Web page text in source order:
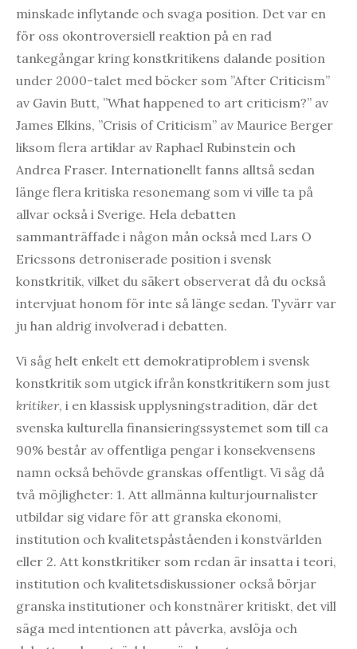
minskade inflytande och svaga position. Det var en
för oss okontroversiell reaktion på en rad
tankegångar kring konstkritikens dalande position
under 2000-talet med böcker som ”After Criticism”
av Gavin Butt, ”What happened to art criticism?” av
James Elkins, ”Crisis of Criticism” av Maurice Berger
liksom flera artiklar av Raphael Rubinstein och
Andrea Fraser. Internationellt fanns alltså sedan
länge flera kritiska resonemang som vi ville ta på
allvar också i Sverige. Hela debatten
sammanträffade i någon mån också med Lars O
Ericssons detroniserade position i svensk
konstkritik, vilket du säkert observerat då du också
intervjuat honom för inte så länge sedan. Tyvärr var
ju han aldrig involverad i debatten.
Vi såg helt enkelt ett demokratiproblem i svensk
konstkritik som utgick ifrån konstkritikern som just
kritiker, i en klassisk upplysningstradition, där det
svenska kulturella finansieringssystemet som till ca
90% består av offentliga pengar i konsekvensens
namn också behövde granskas offentligt. Vi såg då
två möjligheter: 1. Att allmänna kulturjournalister
utbildar sig vidare för att granska ekonomi,
institution och kvalitetspåståenden i konstvärlden
eller 2. Att konstkritiker som redan är insatta i teori,
institution och kvalitetsdiskussioner också börjar
granska institutioner och konstnärer kritiskt, det vill
säga med intentionen att påverka, avslöja och